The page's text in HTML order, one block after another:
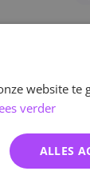
website te
verder
ALLES